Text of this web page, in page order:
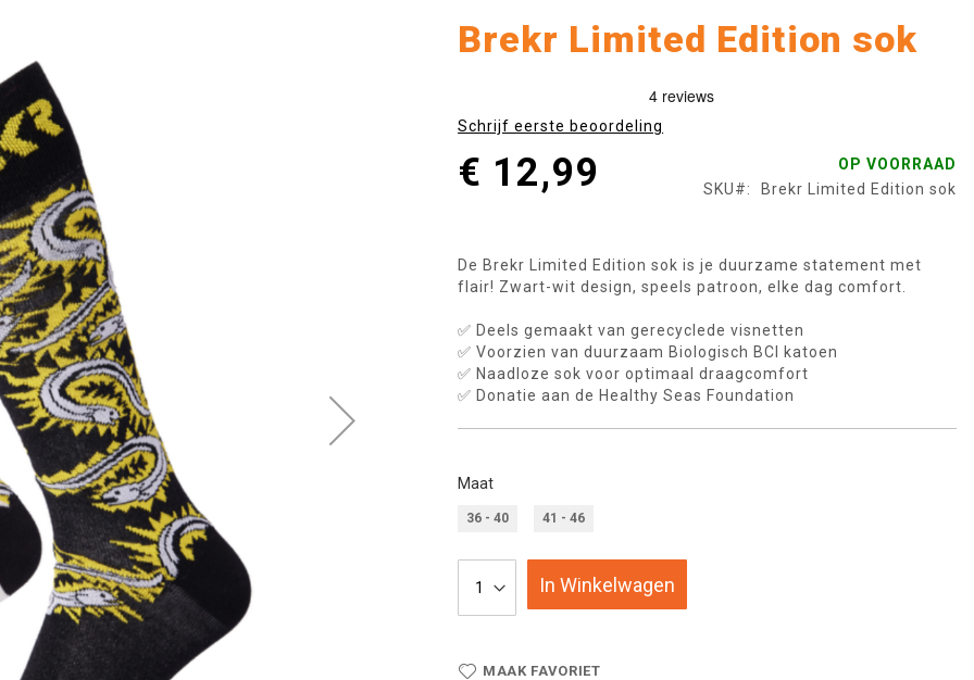
Brekr Limited Edition sok
Schrijf eerste beoordeling
€ 12,99
OP VOORRAAD
SKU
Brekr Limited Edition sok
De Brekr Limited Edition sok is je duurzame statement met
flair! Zwart-wit design, speels patroon, elke dag comfort.
✅ Deels gemaakt van gerecyclede visnetten
✅ Voorzien van duurzaam Biologisch BCI katoen
✅ Naadloze sok voor optimaal draagcomfort
✅ Donatie aan de Healthy Seas Foundation
Maat
36 - 40 41 - 46
In Winkelwagen
MAAK FAVORIET